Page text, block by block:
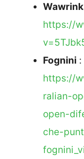
Wawrink
https://
Fognini :
https://
ralian-
open-
che-